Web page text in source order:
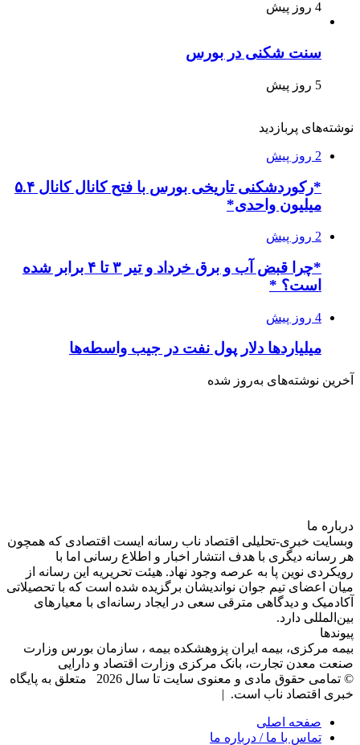
4 روز پیش
سنت شکنی در بورس
5 روز پیش
نوشته‌های پربازدید
2 روز پیش
*رکوردشکنی تاریخی بورس با فتح کانال کانال ۵.۴
میلیون واحدی*
2 روز پیش
*چرا قبض آب و برق خرداد و تیر ۳ تا ۴ برابر شده
است؟ *
4 روز پیش
میلیاردها دلار پول نفت در جیب واسطه‌ها
آخرین نوشته‌های‌ به‌روز شده
درباره‌ ما
وبسایت خبری-تحلیلی اقتصاد ناب رسانه‌ ایست اقتصادی که همچون
هر رسانه دیگری با هدف انتشار اخبار و اطلاع رسانی اما با
رویکردی نوین پا به عرصه وجود نهاد. هیئت تحریریه این رسانه از
میان اعضای تیم جوان نواندیشان برگزیده شده است که با تحصیلاتی
آکادمیک و دیدگاهی‌ مترقی سعی در ایجاد رسانه‌ای با معیار‌های
بین‌المللی دارد.
پیوندها
بیمه مرکزی، بیمه ایران پزوهشکده بیمه ، سازمان بورس وزارت
صنعت معدن تجارت، بانک مرکزی وزارت اقتصاد و دارایی
© تمامی حقوق مادی و معنوی سایت تا سال 2026 متعلق به پایگاه
خبری اقتصاد ناب است. |
صفحه اصلی
تماس با ما / درباره ما